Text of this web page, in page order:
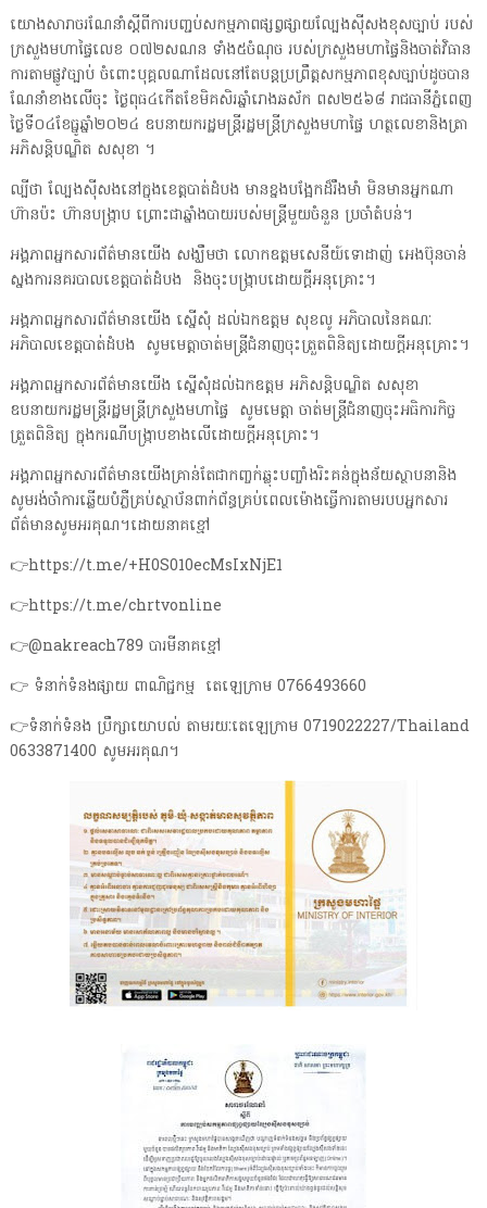
យោងសារាចរណែនាំស្តីពីការបញ្ជប់សកម្មភាពផ្សព្វផ្សាយល្បែងស៊ីសងខុសច្បាប់ របស់
ក្រសួងមហាផ្ទៃលេខ ០៧២សណន ទាំង៥ចំណុច របស់ក្រសួងមហាផ្ទៃនិងចាត់វិធាន
ការតាមផ្លូវច្បាប់ ចំពោះបុគ្គលណាដែលនៅតែបន្តប្រព្រឹត្តសកម្មភាពខុសច្បាប់ដូចបាន
ណែនាំខាងលើចុះ ថ្ងៃពុធ៤កើតខែមិគសិរឆ្នាំរោងឆស័ក ពស២៥៦៨ រាជធានីភ្នំពេញ
ថ្ងៃទី០៤ខែធ្នូឆ្នាំ២០២៤ ឧបនាយករដ្ឋមន្ត្រីរដ្ឋមន្ត្រីក្រសួងមហាផ្ទៃ ហត្ថលេខានិងត្រា
អភិសន្តិបណ្ឌិត សសុខា ។
ល្បីថា ល្បែងស៊ីសងនៅក្នុងខេត្តបាត់ដំបង មានខ្នងបង្អែកដ៏រឹងមាំ មិនមានអ្នកណា
ហ៊ានប៉ះ ហ៊ានបង្ក្រាប ព្រោះជាឆ្នាំងបាយរបស់មន្ត្រីមួយចំនួន ប្រចាំតំបន់។
អង្គភាពអ្នកសារព័ត៌មានយើង សង្ឃឹមថា លោកឧត្តមសេនីយ៍ទោដាញ់ អេងប៊ុនចាន់
ស្នងការនគរបាលខេត្តបាត់ដំបង និងចុះបង្ក្រាបដោយក្តីអនុគ្រោះ។
អង្គភាពអ្នកសារព័ត៌មានយើង ស្នើសុំ ដល់ឯកឧត្តម សុខលូ អភិបាលនៃគណៈ
អភិបាលខេត្តបាត់ដំបង សូមមេត្តាចាត់មន្ត្រីជំនាញចុះត្រួតពិនិត្យដោយក្តីអនុគ្រោះ។
អង្គភាពអ្នកសារព័ត៌មានយើង ស្នើសុំដល់ឯកឧត្តម អភិសន្តិបណ្ឌិត សសុខា
ឧបនាយករដ្ឋមន្ត្រីរដ្ឋមន្ត្រីក្រសួងមហាផ្ទៃ សូមមេត្តា ចាត់មន្ត្រីជំនាញចុះអធិការកិច្ច
ត្រួតពិនិត្យ ក្នុងករណីបង្ក្រាបខាងលើដោយក្តីអនុគ្រោះ។
អង្គភាពអ្នកសារព័ត៌មានយើងគ្រាន់តែជាកញ្ចក់ឆ្លុះបញ្ចាំងរិះគន់ក្នុងន័យស្ថាបនានិង
សូមរង់ចាំការឆ្លើយបំភ្លឺគ្រប់ស្ថាប័នពាក់ព័ន្ធគ្រប់ពេលម៉ោងធ្វើការតាមរបបអ្នកសារ
ព័ត៌មានសូមអរគុណ។ដោយនាគខ្មៅ
👉https://t.me/+H0S010ecMsIxNjE1
👉https://t.me/chrtvonline
👉@nakreach789 បារមីនាគខ្មៅ
👉 ទំនាក់ទំនងផ្សាយ ពាណិជ្ជកម្ម តេឡេក្រាម 0766493660
👉ទំនាក់ទំនង ប្រឹក្សាយោបល់ តាមរយៈតេឡេក្រាម 0719022227/Thailand
0633871400 សូមអរគុណ។